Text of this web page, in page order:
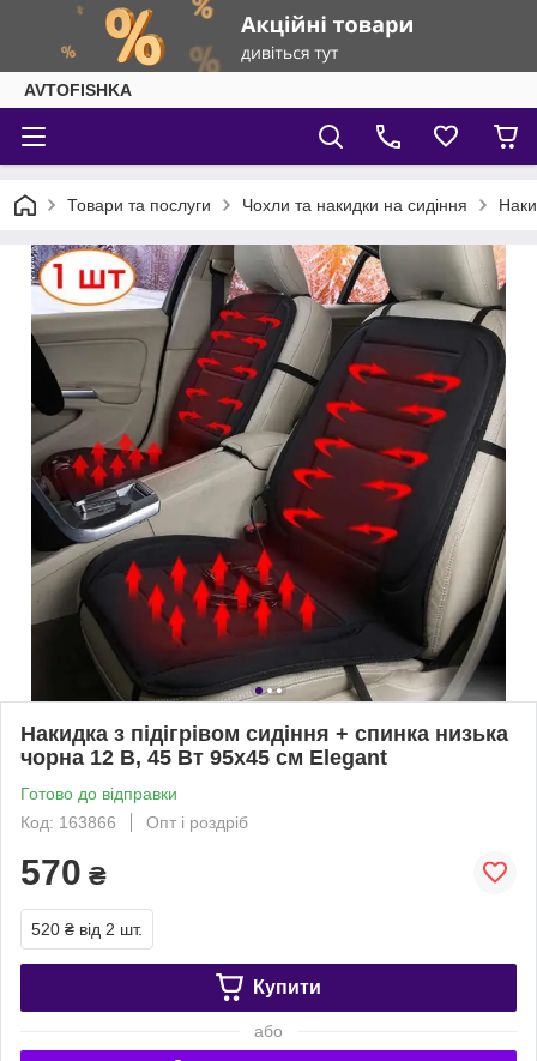
AVTOFISHKA
Товари та послуги Чохли та накидки на сидіння
Накидка з підігрівом сидіння + спинка низька
чорна 12 В, 45 Вт 95x45 см Elegant
Готово до відправки
Код: 163866
Опт і роздріб
570 ₴
520 ₴ від 2 шт.
Купити
або